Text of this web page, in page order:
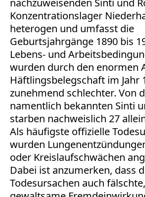
nachzuweisenden Sinti und
Konzentrationslager
heterogen und umfasst die
Geburtsjahrgänge 1890 bis
Lebens- und
wurden durch den enormen
Häftlingsbelegschaft im Jahr
zunehmend schlechter. Von
namentlich bekannten Sinti
starben nachweislich 27
Als häufigste offizielle
wurden
oder Kreislaufschwächen
Dabei ist anzumerken, dass
Todesursachen auch